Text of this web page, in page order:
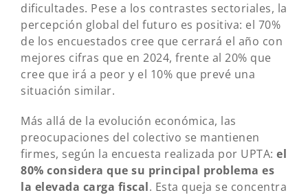
dificultades. Pese a los contrastes sectoriales, la
percepción global del futuro es positiva: el 70%
de los encuestados cree que cerrará el año con
mejores cifras que en 2024, frente al 20% que
cree que irá a peor y el 10% que prevé una
situación similar.
Más allá de la evolución económica, las
preocupaciones del colectivo se mantienen
firmes, según la encuesta realizada por UPTA: el
80% considera que su principal problema es
la elevada carga fiscal. Esta queja se concentra